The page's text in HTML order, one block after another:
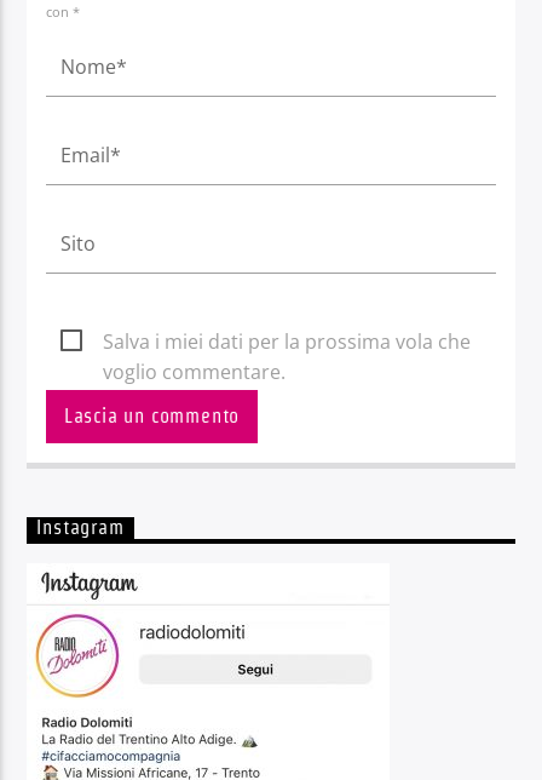
con *
Salva i miei dati per la prossima vola che
voglio commentare.
Instagram